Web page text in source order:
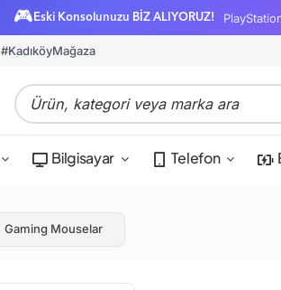
🎮 Eski Konsolunuzu BİZ ALIYORUZ!
#KadıköyMağaza
Bilgisayar Telefon
Gaming Mouselar